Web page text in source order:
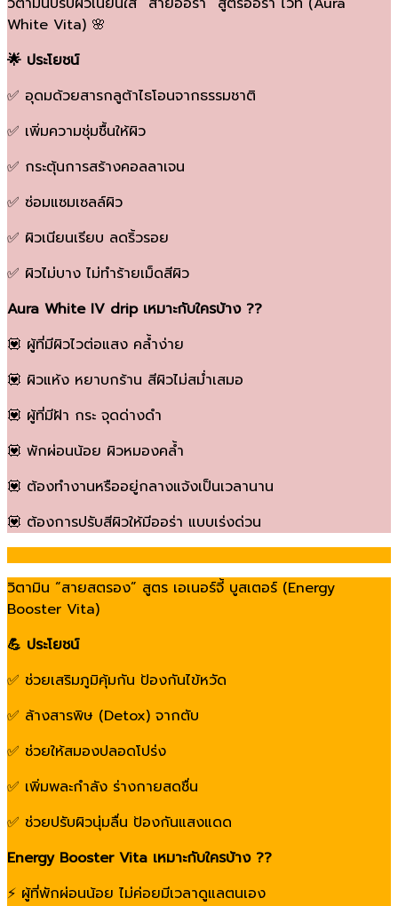
White Vita) 🌸
🌟 ประโยชน์
✅ อุดมด้วยสารกลูต้าไธโอนจากธรรมชาติ
✅ เพิ่มความชุ่มชื้นให้ผิว
✅ กระตุ้นการสร้างคอลลาเจน
✅ ซ่อมแซมเซลล์ผิว
✅ ผิวเนียนเรียบ ลดริ้วรอย
✅ ผิวไม่บาง ไม่ทำร้ายเม็ดสีผิว
Aura White IV drip เหมาะกับใครบ้าง ??
💟 ผู้ที่มีผิวไวต่อแสง คล้ำง่าย
💟 ผิวแห้ง หยาบกร้าน สีผิวไม่สม่ำเสมอ
💟 ผู้ที่มีฝ้า กระ จุดด่างดำ
💟 พักผ่อนน้อย ผิวหมองคล้ำ
💟 ต้องทำงานหรืออยู่กลางแจ้งเป็นเวลานาน
💟 ต้องการปรับสีผิวให้มีออร่า แบบเร่งด่วน
วิตามิน “สายสตรอง” สูตร เอเนอร์จี้ บูสเตอร์ (Energy
Booster Vita)
💪 ประโยชน์
✅ ช่วยเสริมภูมิคุ้มกัน ป้องกันไข้หวัด
✅ ล้างสารพิษ (Detox) จากตับ
✅ ช่วยให้สมองปลอดโปร่ง
✅ เพิ่มพละกำลัง ร่างกายสดชื่น
✅ ช่วยปรับผิวนุ่มลื่น ป้องกันแสงแดด
Energy Booster Vita เหมาะกับใครบ้าง ??
⚡️ ผู้ที่พักผ่อนน้อย ไม่ค่อยมีเวลาดูแลตนเอง